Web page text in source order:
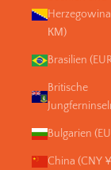
КМ)
Brasilien
Britische
Bulgarien
China (CNY